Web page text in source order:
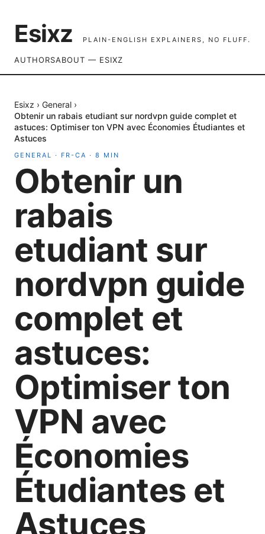
Esixz PLAIN-ENGLISH EXPLAINERS, NO FLUFF.
AUTHORSABOUT — ESIXZ
Esixz › General ›
Obtenir un rabais etudiant sur nordvpn guide complet et
astuces: Optimiser ton VPN avec Économies Étudiantes et
Astuces
GENERAL · FR-CA · 8 MIN
Obtenir un
rabais
etudiant sur
nordvpn guide
complet et
astuces:
Optimiser ton
VPN avec
Économies
Étudiantes et
Astuces